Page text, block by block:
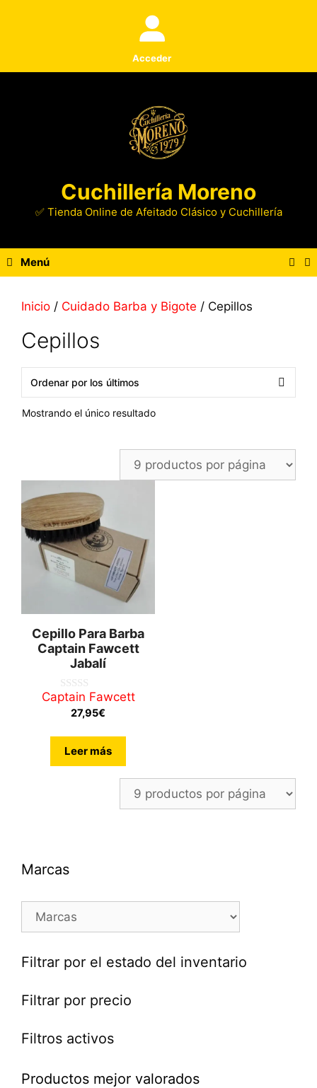
Acceder
Cuchillería Moreno
✅ Tienda Online de Afeitado Clásico y Cuchillería
Menú
Inicio / Cuidado Barba y Bigote / Cepillos
Cepillos
Mostrando el único resultado
Cepillo Para Barba
Captain Fawcett
Jabalí
0
Captain Fawcett
27,95€
Leer más
Marcas
Filtrar por el estado del inventario
Filtrar por precio
Filtros activos
Productos mejor valorados